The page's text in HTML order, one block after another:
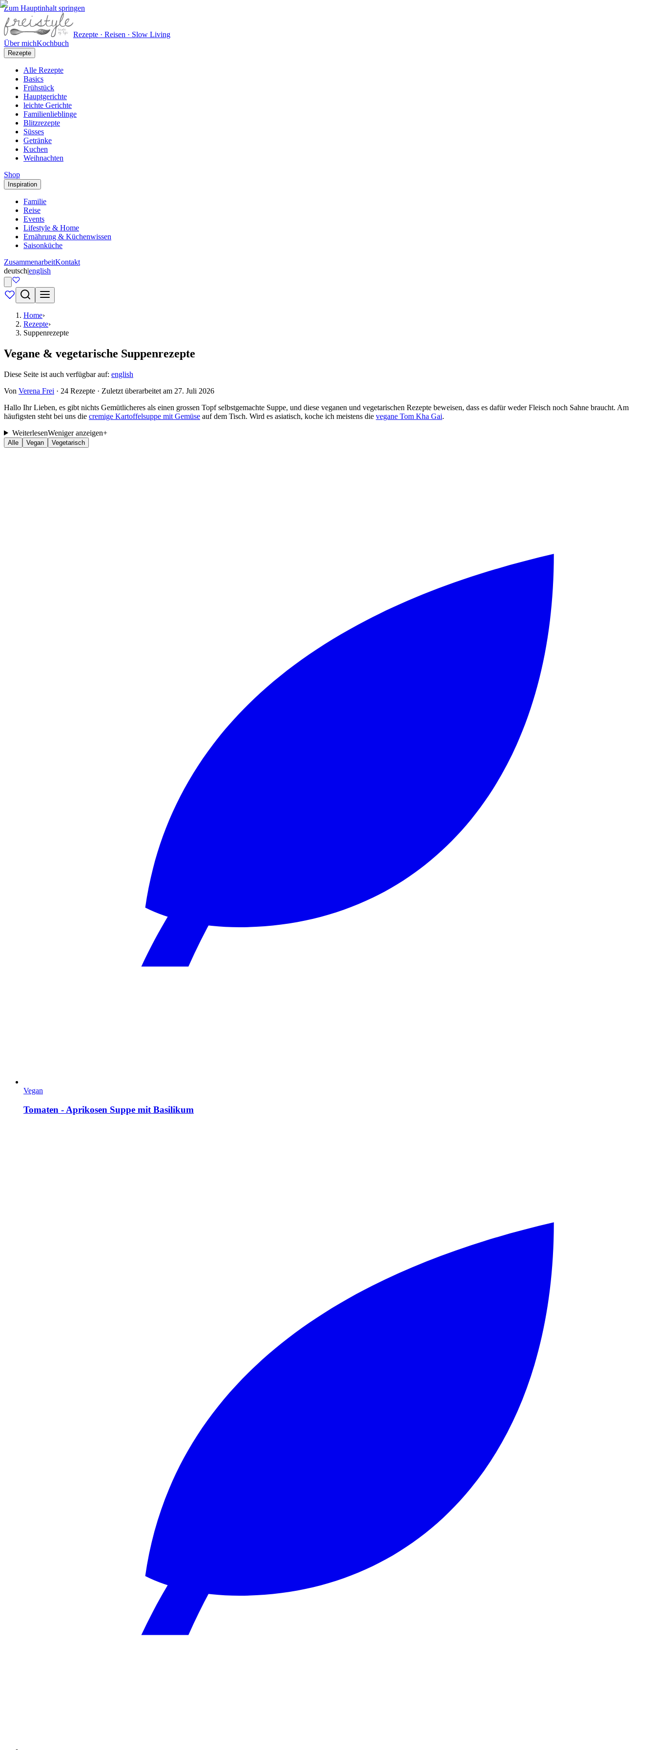
Zum Hauptinhalt springen
Rezepte · Reisen · Slow Living
Über michKochbuch
Rezepte
Alle Rezepte
Basics
Frühstück
Hauptgerichte
leichte Gerichte
Familienlieblinge
Blitzrezepte
Süsses
Getränke
Kuchen
Weihnachten
Shop
Inspiration
Familie
Reise
Events
Lifestyle & Home
Ernährung & Küchenwissen
Saisonküche
ZusammenarbeitKontakt
deutsch|english
Home›
Rezepte›
Suppenrezepte
Vegane & vegetarische Suppenrezepte
Diese Seite ist auch verfügbar auf: english
Von Verena Frei · 24 Rezepte · Zuletzt überarbeitet am 27. Juli 2026
Hallo Ihr Lieben, es gibt nichts Gemütlicheres als einen grossen Topf selbstgemachte Suppe, und diese veganen und vegetarischen Rezepte beweisen, dass es dafür weder Fleisch noch Sahne braucht. Am
häufigsten steht bei uns die cremige Kartoffelsuppe mit Gemüse auf dem Tisch. Wird es asiatisch, koche ich meistens die vegane Tom Kha Gai.
WeiterlesenWeniger anzeigen+
Alle Vegan Vegetarisch
Vegan
Tomaten - Aprikosen Suppe mit Basilikum